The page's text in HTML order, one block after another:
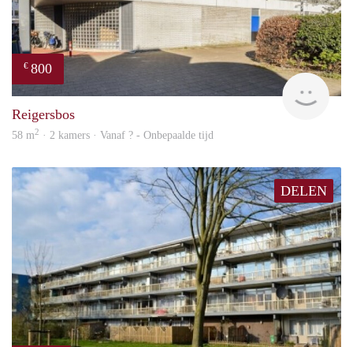
€ 800
Reigersbos
58 m2 · 2 kamers · Vanaf ? - Onbepaalde tijd
DELEN